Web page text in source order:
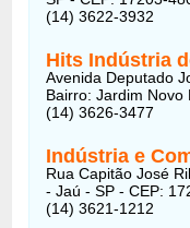
(14) 3622-3932
Hits Indústria
Avenida Deputado
Bairro: Jardim Novo
(14) 3626-3477
Indústria e
Rua Capitão José
- Jaú - SP - CEP:
(14) 3621-1212